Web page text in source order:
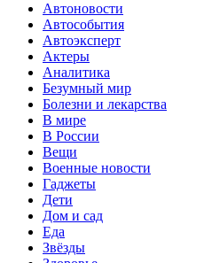
Автоновости
Автособытия
Автоэксперт
Актеры
Аналитика
Безумный мир
Болезни и лекарства
В мире
В России
Вещи
Военные новости
Гаджеты
Дети
Дом и сад
Еда
Звёзды